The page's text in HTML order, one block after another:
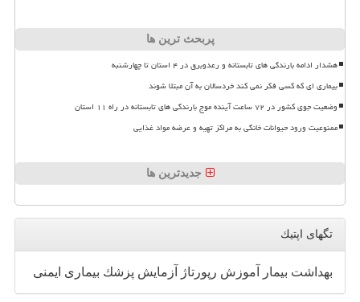
پربحث ترین ها
هشدار ادامه بارندگی های تابستانه و رعدوبرق در ۴ استان تا چهارشنبه
بیماری ای که کسی فکر نمی کند خردسالان به آن مبتلا شوند
وضعیت جوی کشور در ۷۲ ساعت آینده موج بارندگی های تابستانه در راه ۱۱ استان
ممنوعیت ورود حیوانات خانگی به مراکز تهیه و عرضه مواد غذایی
جدیدترین ها
تگهای اپتیك
بهداشت بیمار آموزش رپورتاژ آزمایش پزشك بیماری ایمنی